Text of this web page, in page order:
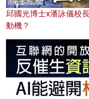
邱國光博士x潘詠儀校
動機？